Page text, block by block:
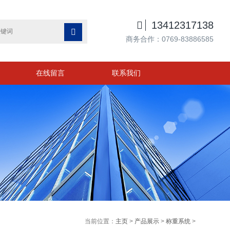

 13412317138
商务合作：0769-83886585
在线留言 联系我们
当前位置： 主页> 产品展示> 称重系统>